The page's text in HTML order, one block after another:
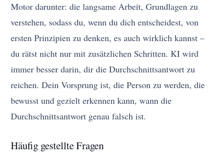
Motor darunter: die langsame Arbeit, Grundlagen zu
verstehen, sodass du, wenn du dich entscheidest, von
ersten Prinzipien zu denken, es auch wirklich kannst –
du rätst nicht nur mit zusätzlichen Schritten. KI wird
immer besser darin, dir die Durchschnittsantwort zu
reichen. Dein Vorsprung ist, die Person zu werden, die
bewusst und gezielt erkennen kann, wann die
Durchschnittsantwort genau falsch ist.
Häufig gestellte Fragen